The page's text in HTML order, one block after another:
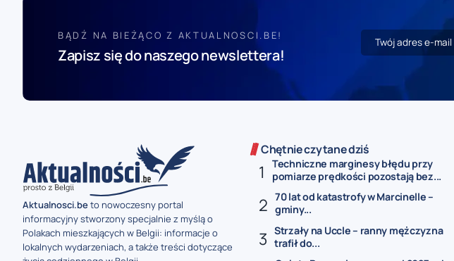
BĄDŹ NA BIEŻĄCO Z AKTUALNOSCI.BE!
Zapisz się do naszego newslettera!
Aktualnosci.beto nowoczesny portal
informacyjny stworzony specjalnie z myślą o
Polakach mieszkających w Belgii: informacje o
lokalnych wydarzeniach, a także treści dotyczące
Chętnie czytane dziś
Techniczne marginesy błędu przy
pomiarze prędkości pozostają bez...
70 lat od katastrofy w Marcinelle –
gminy...
Strzały na Uccle – ranny mężczyzna
trafił do...